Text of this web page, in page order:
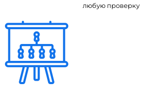
любую проверку